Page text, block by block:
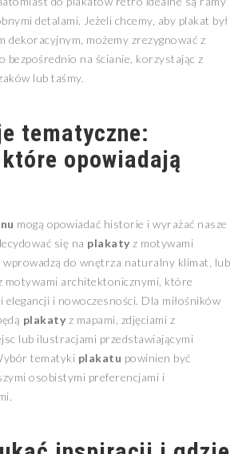
detalami. Jeżeli chcemy, aby plakat był
dekoracyjnym, możemy zrezygnować z
bezpośrednio na ścianie, korzystając z
lub taśmy.
tematyczne:
opowiadają
mogą opowiadać historie i wyrażać nasze
się na plakaty z motywami
do wnętrza naturalny klimat, lub
motywami architektonicznymi, które
elegancji i nowoczesności. Dla miłośników
plakaty z mapami, zdjęciami z
lub ilustracjami przedstawiającymi
tematyki plakatu powinien być
osobistymi preferencjami i